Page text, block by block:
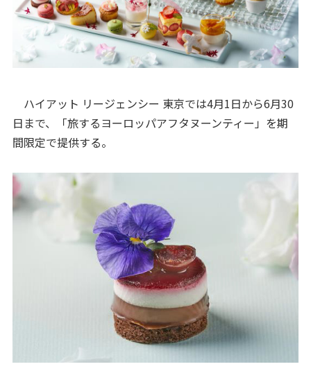
ハイアット リージェンシー 東京では4月1日から6月30
日まで、「旅するヨーロッパアフタヌーンティー」を期
間限定で提供する。